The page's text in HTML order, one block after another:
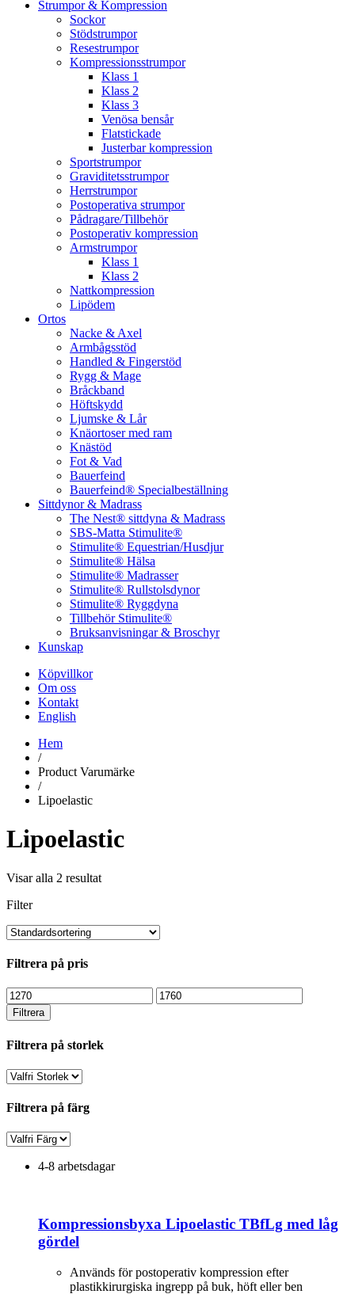
Strumpor & Kompression
Sockor
Stödstrumpor
Resestrumpor
Kompressionsstrumpor
Klass 1
Klass 2
Klass 3
Venösa bensår
Flatstickade
Justerbar kompression
Sportstrumpor
Graviditetsstrumpor
Herrstrumpor
Postoperativa strumpor
Pådragare/Tillbehör
Postoperativ kompression
Armstrumpor
Klass 1
Klass 2
Nattkompression
Lipödem
Ortos
Nacke & Axel
Armbågsstöd
Handled & Fingerstöd
Rygg & Mage
Bråckband
Höftskydd
Ljumske & Lår
Knäortoser med ram
Knästöd
Fot & Vad
Bauerfeind
Bauerfeind® Specialbeställning
Sittdynor & Madrass
The Nest® sittdyna & Madrass
SBS-Matta Stimulite®
Stimulite® Equestrian/Husdjur
Stimulite® Hälsa
Stimulite® Madrasser
Stimulite® Rullstolsdynor
Stimulite® Ryggdyna
Tillbehör Stimulite®
Bruksanvisningar & Broschyr
Kunskap
Köpvillkor
Om oss
Kontakt
English
Hem
/
Product Varumärke
/
Lipoelastic
Lipoelastic
Visar alla 2 resultat
Filter
Filtrera på pris
Min
pris
Max
pris
Filtrera
Filtrera på storlek
Filtrera på färg
4-8 arbetsdagar
Kompressionsbyxa Lipoelastic TBfLg med låg
gördel
Används för postoperativ kompression efter
plastikkirurgiska ingrepp på buk, höft eller ben